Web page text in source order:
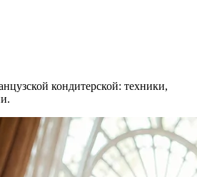
кондитерской: техники,